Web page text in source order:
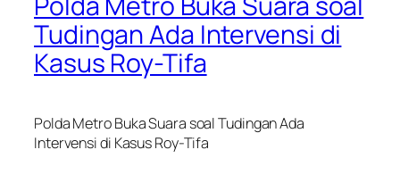
Tudingan Ada Intervensi di
Kasus Roy-Tifa
Polda Metro Buka Suara soal Tudingan Ada
Intervensi di Kasus Roy-Tifa